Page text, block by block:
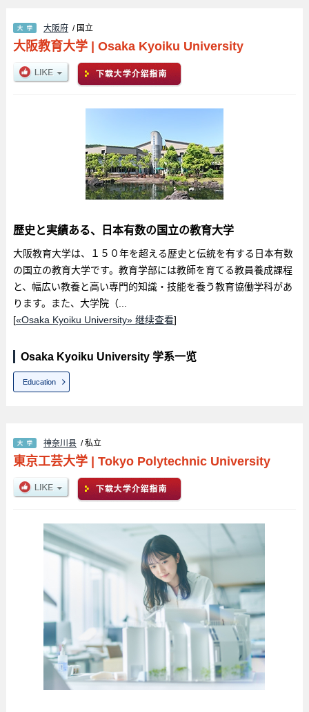
大阪府 / 国立
大阪教育大学| Osaka Kyoiku University
歴史と実績ある、日本有数の国立の教育大学
大阪教育大学は、１５０年を超える歴史と伝統を有する日本有数
の国立の教育大学です。教育学部には教師を育てる教員養成課程
と、幅広い教養と高い専門的知識・技能を養う教育協働学科があ
ります。また、大学院（...
[«Osaka Kyoiku University» 继续查看]
Osaka Kyoiku University 学系一览
Education
神奈川县 / 私立
東京工芸大学| Tokyo Polytechnic University